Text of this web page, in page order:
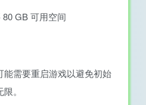
80 GB 可用空间
需要重启游戏以避免初始
。